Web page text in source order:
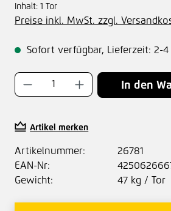
Inhalt: 1 Tor
Preise inkl. MwSt. zzgl.
Sofort verfügbar, Lieferzeit: 2-
Produkt Anzahl: Gib
In den
Artikel merken
Artikelnummer:
26781
EAN-Nr:
Gewicht:
47 kg / Tor